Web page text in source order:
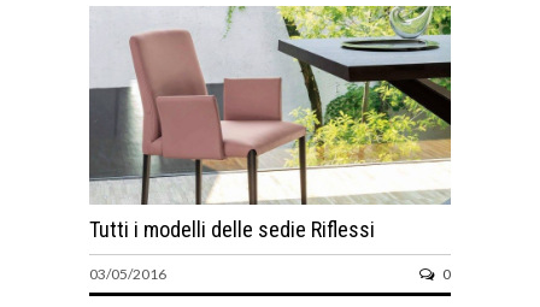
Tutti i modelli delle sedie Riflessi
03/05/2016 0